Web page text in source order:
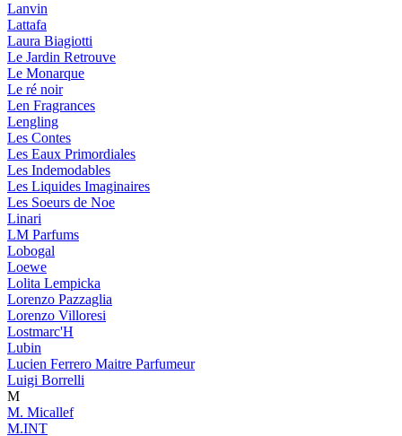
Lanvin
Lattafa
Laura Biagiotti
Le Jardin Retrouve
Le Monarque
Le ré noir
Len Fragrances
Lengling
Les Contes
Les Eaux Primordiales
Les Indemodables
Les Liquides Imaginaires
Les Soeurs de Noe
Linari
LM Parfums
Lobogal
Loewe
Lolita Lempicka
Lorenzo Pazzaglia
Lorenzo Villoresi
Lostmarc'H
Lubin
Lucien Ferrero Maitre Parfumeur
Luigi Borrelli
M
M. Micallef
M.INT